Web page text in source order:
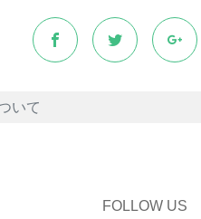
いて
FOLLOW US